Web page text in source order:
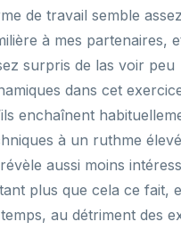
de travail semble
à mes partenaires,
surpris de las voir peu
dans cet
enchaînent
à un ruthme
aussi moins
plus que cela ce fait,
au détriment des